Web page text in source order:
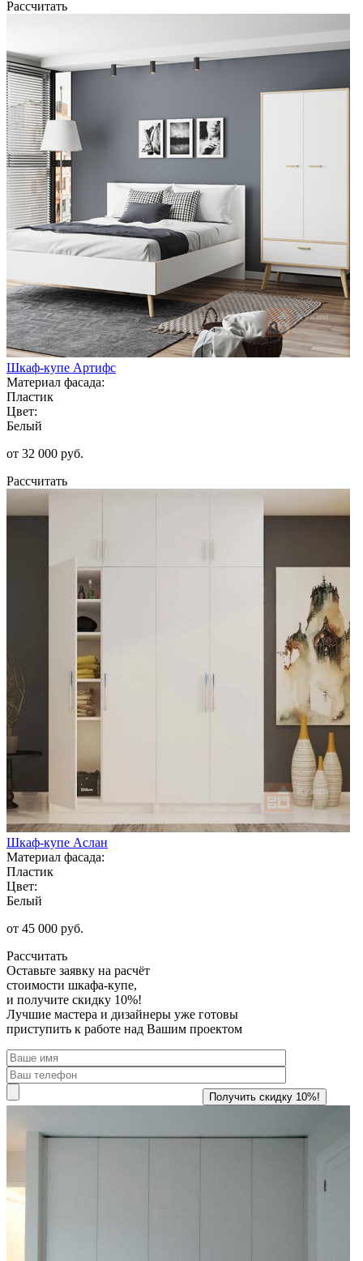
Рассчитать
Шкаф-купе Артифс
Материал фасада:
Пластик
Цвет:
Белый
от 32 000 руб.
Рассчитать
Шкаф-купе Аслан
Материал фасада:
Пластик
Цвет:
Белый
от 45 000 руб.
Рассчитать
Оставьте заявку на расчёт
стоимости шкафа-купе,
и получите скидку 10%!
Лучшие мастера и дизайнеры уже готовы
приступить к работе над Вашим проектом